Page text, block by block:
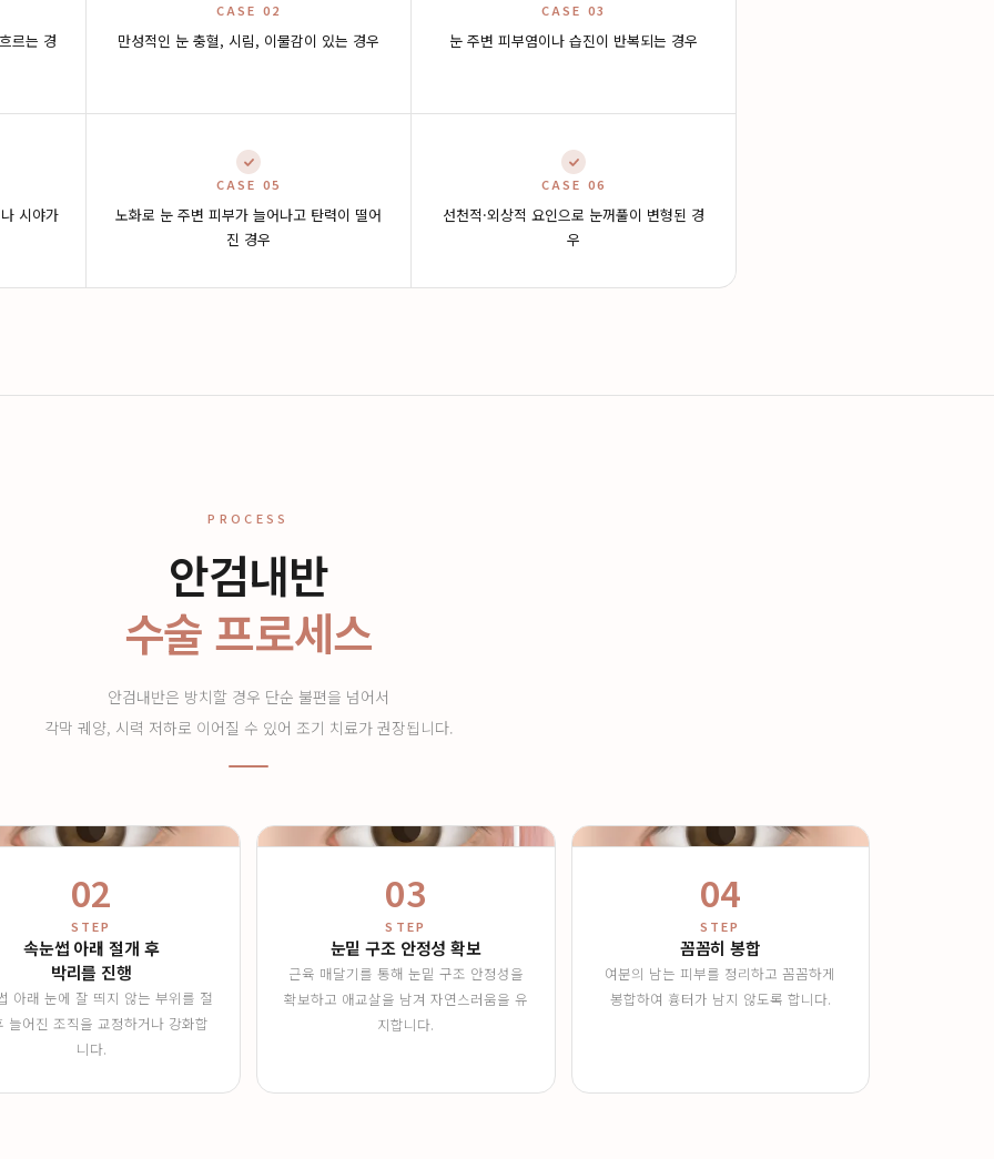
르는 경
CASE 02
만성적인 눈 충혈, 시림, 이물감이 있는 경우
CASE 03
눈 주변 피부염이나 습진이 반복되는 경우
시야가
CASE 05
노화로 눈 주변 피부가 늘어나고 탄력이 떨어
진 경우
CASE 06
선천적·외상적 요인으로 눈꺼풀이 변형된 경
우
PROCESS
안검내반
수술 프로세스
안검내반은 방치할 경우 단순 불편을 넘어서
각막 궤양, 시력 저하로 이어질 수 있어 조기 치료가 권장됩니다.
02
STEP
속눈썹 아래 절개 후
박리를 진행
아래 눈에 잘 띄지 않는 부위를 절
늘어진 조직을 교정하거나 강화합
니다.
03
STEP
눈밑 구조 안정성 확보
근육 매달기를 통해 눈밑 구조 안정성을
확보하고 애교살을 남겨 자연스러움을 유
지합니다.
04
STEP
꼼꼼히 봉합
여분의 남는 피부를 정리하고 꼼꼼하게
봉합하여 흉터가 남지 않도록 합니다.